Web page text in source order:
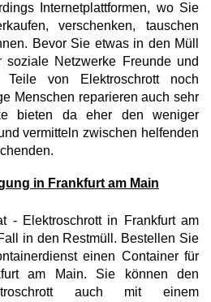
Internetplattformen, wo Sie
verschenken, tauschen
Bevor Sie etwas in den Müll
Netzwerke Freunde und
Teile von Elektroschrott noch
Menschen reparieren auch sehr
bieten da eher den weniger
vermitteln zwischen helfenden
in Frankfurt am Main
- Elektroschrott in Frankfurt am
in den Restmüll. Bestellen Sie
einen Container für
am Main. Sie können den
auch mit einem